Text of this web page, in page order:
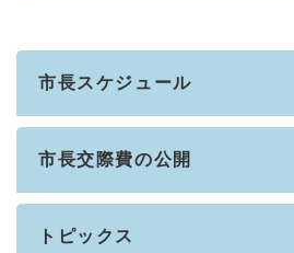
市長スケジュール
市長交際費の公開
トピックス